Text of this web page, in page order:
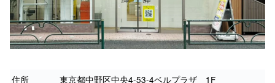
住所
東京都中野区中央4-53-4ベルプラザ 1F